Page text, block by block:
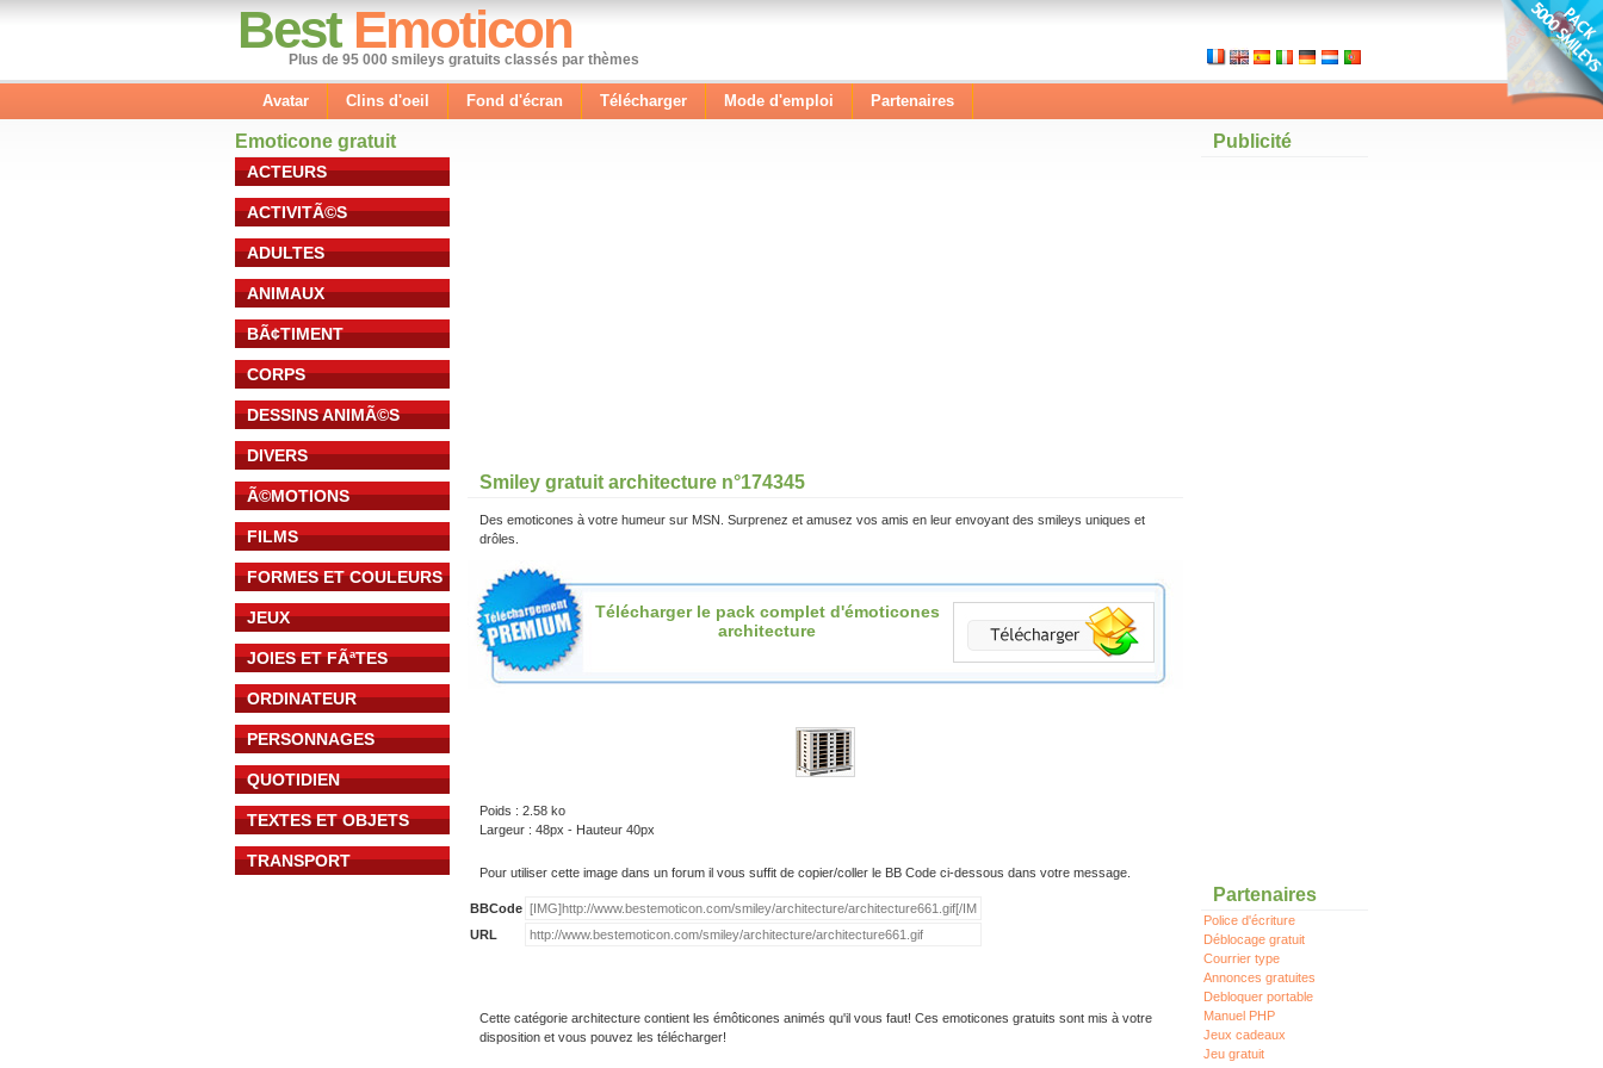
Best Emoticon
Plus de 95 000 smileys gratuits classés par thèmes
Avatar Clins d'oeil Fond d'écran Télécharger Mode d'emploi Partenaires
Emoticone gratuit
ACTEURS
ACTIVITÃ©S
ADULTES
ANIMAUX
BÃ¢TIMENT
CORPS
DESSINS ANIMÃ©S
DIVERS
Ã©MOTIONS
FILMS
FORMES ET COULEURS
JEUX
JOIES ET FÃªTES
ORDINATEUR
PERSONNAGES
QUOTIDIEN
TEXTES ET OBJETS
TRANSPORT
Smiley gratuit architecture n°174345
Des emoticones à votre humeur sur MSN. Surprenez et amusez vos amis en leur envoyant des smileys uniques et
drôles.
Télécharger le pack complet d'émoticones
architecture
Poids : 2.58 ko
Largeur : 48px - Hauteur 40px
Pour utiliser cette image dans un forum il vous suffit de copier/coller le BB Code ci-dessous dans votre message.
BBCode
URL
Cette catégorie architecture contient les émôticones animés qu'il vous faut! Ces emoticones gratuits sont mis à votre
disposition et vous pouvez les télécharger!
Publicité
Partenaires
Police d'écriture
Déblocage gratuit
Courrier type
Annonces gratuites
Debloquer portable
Manuel PHP
Jeux cadeaux
Jeu gratuit